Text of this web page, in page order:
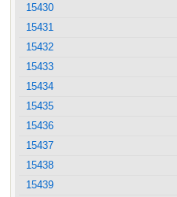
15430
15431
15432
15433
15434
15435
15436
15437
15438
15439